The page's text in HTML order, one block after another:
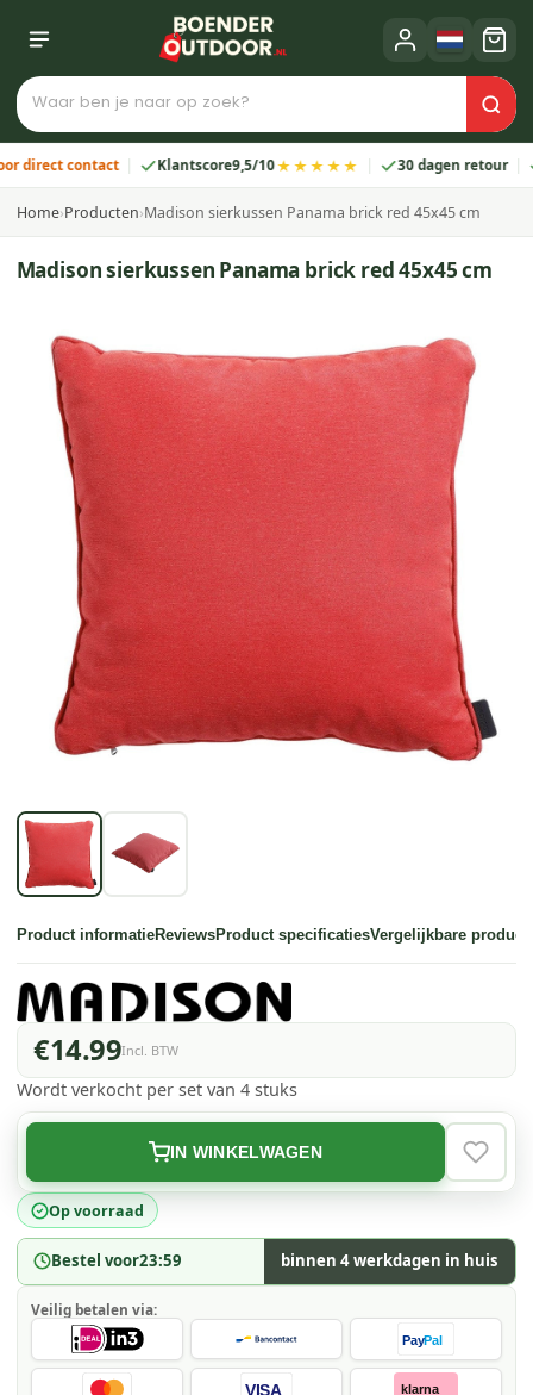
contact Klantscore9,5/10★★★★★ 30 dagen retour 2
Home›Producten›Madison sierkussen Panama brick red 45x45 cm
Madison sierkussen Panama brick red 45x45 cm
Product informatieReviewsProduct specificatiesVergelijkbare
€14.99Incl. BTW
Op voorraad
Bestel voor23:59 binnen 4 werkdagen in huis
Wordt verkocht per set van 4 stuks
IN WINKELWAGEN
Veilig betalen via:
PayPal
VISA klarna